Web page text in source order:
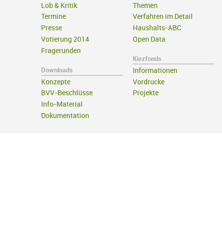
Lob & Kritik
Termine
Presse
Votierung 2014
Fragerunden
Downloads
Konzepte
BVV-Beschlüsse
Info-Material
Dokumentation
Themen
Verfahren im Detail
Haushalts-ABC
Open Data
Kiezfonds
Informationen
Vordrucke
Projekte